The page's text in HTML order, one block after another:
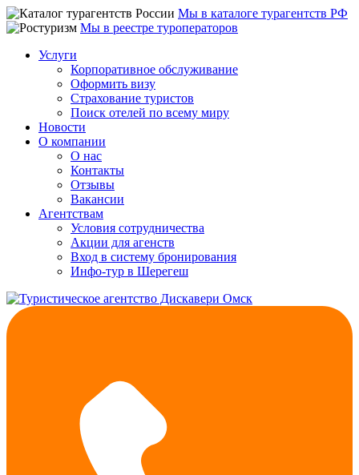
Мы в каталоге турагентств РФ
Мы в реестре туроператоров
Услуги
Корпоративное обслуживание
Оформить визу
Страхование туристов
Поиск отелей по всему миру
Новости
О компании
О нас
Контакты
Отзывы
Вакансии
Агентствам
Условия сотрудничества
Акции для агенств
Вход в систему бронирования
Инфо-тур в Шерегеш